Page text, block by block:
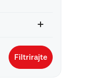
Filtrirajte